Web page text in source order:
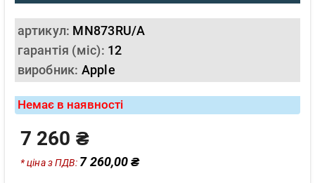
артикул: MN873RU/A
гарантія (міс): 12
виробник: Apple
Немає в наявності
7 260 ₴
* ціна з ПДВ: 7 260,00 ₴